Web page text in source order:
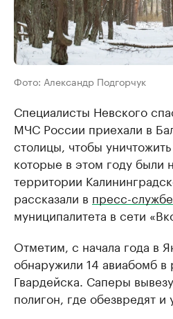
Фото: Александр Подгорчук
Специалисты Невского
МЧС России приехали в
столицы, чтобы
которые в этом году были
территории
рассказали в пресс-службе
муниципалитета в сети
Отметим, с начала года в
обнаружили 14 авиабомб
Гвардейска. Саперы
полигон, где обезвредят и